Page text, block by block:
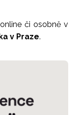
či osobně v
v Praze.